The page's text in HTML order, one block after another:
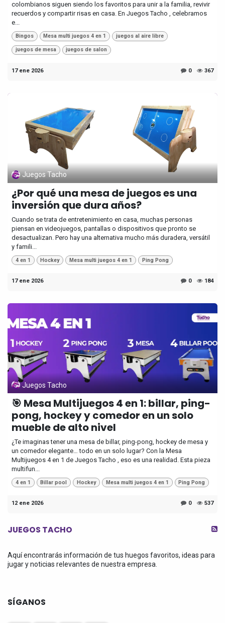
colombianos siguen siendo los favoritos para unir a la familia, revivir
recuerdos y compartir risas en casa. En Juegos Tacho , celebramos
e...
Bingos Mesa multi juegos 4 en 1 juegos al aire libre
juegos de mesa juegos de salon
17 ene 2026 0 367
Juegos Tacho
¿Por qué una mesa de juegos es una
inversión que dura años?
Cuando se trata de entretenimiento en casa, muchas personas
piensan en videojuegos, pantallas o dispositivos que pronto se
desactualizan. Pero hay una alternativa mucho más duradera, versátil
y famili...
4 en 1 Hockey Mesa multi juegos 4 en 1 Ping Pong
17 ene 2026 0 184
Juegos Tacho
🎯 Mesa Multijuegos 4 en 1: billar, ping-
pong, hockey y comedor en un solo
mueble de alto nivel
¿Te imaginas tener una mesa de billar, ping-pong, hockey de mesa y
un comedor elegante… todo en un solo lugar? Con la Mesa
Multijuegos 4 en 1 de Juegos Tacho , eso es una realidad. Esta pieza
multifun...
4 en 1 Billar pool Hockey Mesa multi juegos 4 en 1 Ping Pong
12 ene 2026 0 537
JUEGOS TACHO
Aquí encontrarás información de tus huegos favoritos, ideas para
jugar y noticias relevantes de nuestra empresa.
SÍGANOS